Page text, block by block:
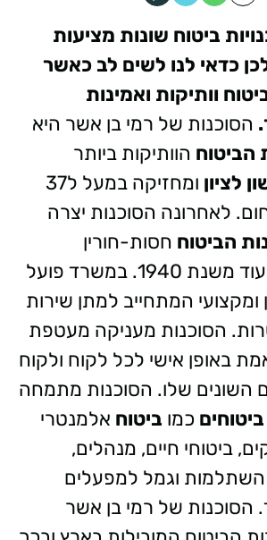
ביטוח שונות מציעות
כדאי לנו לשים לב כאשר
וותיקות ואמינות
הסוכנות של רמי בן אשר היא
הביטוח הוותיקות ביותר
לציון
ומחזיקה במעל ל37
לאחרונה הסוכנות יצרה
הביטוח חסות-חורין
הפועלת בארץ עוד משנת 1940. במשרד פועל
ומקצועי המתחייב למתן שירות
הסוכנות מעניקה מעטפת
באופן אישי לכל לקוח ולקוח
השונים שלו. הסוכנות מתמחה
ביטוחים כמו ביטוח אלמנטרי
ביטוחי חיים, מנהלים,
השתלמות וגמל למפעלים
הסוכנות של רמי בן אשר